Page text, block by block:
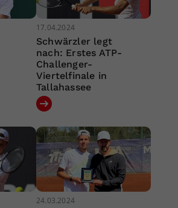
17.04.2024
Schwärzler legt
nach: Erstes ATP-
Challenger-
Viertelfinale in
Tallahassee
24.03.2024